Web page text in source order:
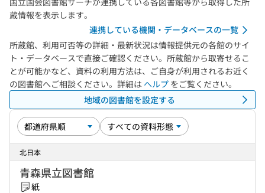
蔵情報を表示します。
連携している機関・データベースの一覧
所蔵館、利用可否等の詳細・最新状況は情報提供元の各館のサイ
ト・データベースで直接ご確認ください。所蔵館から取寄せるこ
とが可能かなど、資料の利用方法は、ご自身が利用されるお近く
の図書館へご相談ください。詳細は ヘルプ をご覧ください。
地域の図書館を設定する
北日本
青森県立図書館
紙